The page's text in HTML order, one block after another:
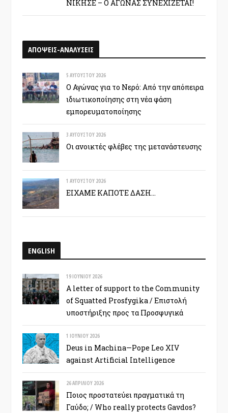
ΝΙΚΗΣΕ – Ο ΑΓΩΝΑΣ ΣΥΝΕΧΙΖΕΤΑΙ!
ΑΠΟΨΕΙΣ-ΑΝΑΛΥΣΕΙΣ
5 ΑΥΓΟΎΣΤΟΥ 2026
Ο Αγώνας για το Νερό: Από την απόπειρα
ιδιωτικοποίησης στη νέα φάση
εμπορευματοποίησης
3 ΑΥΓΟΎΣΤΟΥ 2026
Οι ανοικτές φλέβες της μετανάστευσης
1 ΑΥΓΟΎΣΤΟΥ 2026
ΕΙΧΑΜΕ ΚΑΠΟΤΕ ΔΑΣΗ…
ENGLISH
19 ΙΟΥΝΊΟΥ 2026
A letter of support to the Community
of Squatted Prosfygika / Επιστολή
υποστήριξης προς τα Προσφυγικά
1 ΙΟΥΝΊΟΥ 2026
Deus in Machina—Pope Leo XIV
against Artificial Intelligence
26 ΑΠΡΙΛΊΟΥ 2026
Ποιος προστατεύει πραγματικά τη
Γαύδο; / Who really protects Gavdos?